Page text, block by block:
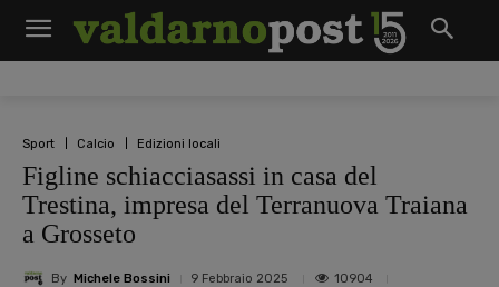
Sport Calcio Edizioni locali
Figline schiacciasassi in casa del
Trestina, impresa del Terranuova Traiana
a Grosseto
By Michele Bossini 9 Febbraio 2025 10904